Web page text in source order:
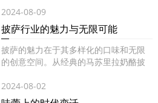
2024-08-09
披萨行业的魅力与无限可能
披萨的魅力在于其多样化的口味和无限
的创意空间。从经典的马苏里拉奶酪披
2024-08-02